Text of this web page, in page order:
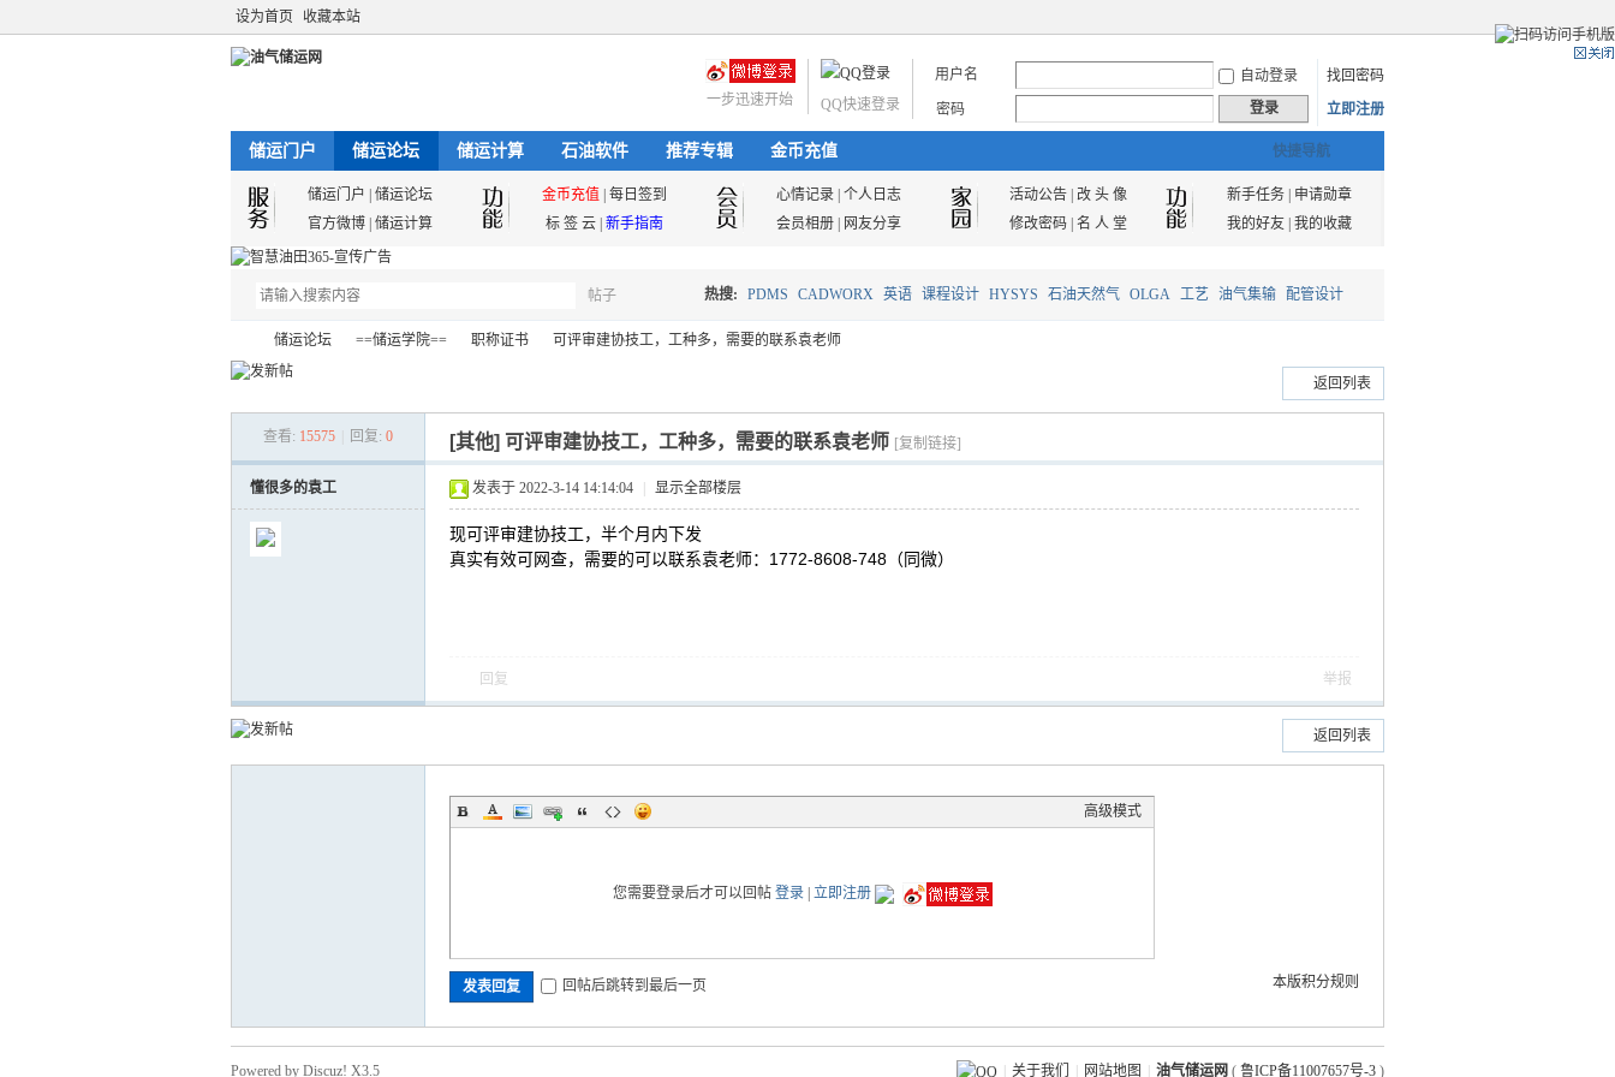
设为首页 收藏本站
用户名 自动登录
找回密码
密码
登录 立即注册
QQ快速登录
一步迅速开始
快捷导航
储运门户 储运论坛 储运计算 石油软件 推荐专辑 金币充值
储运门户 储运论坛 金币充值 每日签到 心情记录 个人日志 活动公告| 改 头 像 新手任务|
申请勋章
官方微博 储运计算 标 签 云 新手指南 会员相册 网友分享 修改密码| 名 人 堂 我的好友| 我的收藏
帖子
搜
索
热搜: PDMS CADWORX 英语 课程设计 HYSYS 石油天然气 OLGA 工艺 油气集输 配管设计
油气储运
储运论坛
›
==储运学院== 职称证书
›
可评审建协技工，工种多，需要的联系袁老师
返回列表
查看: 15575 回复: 0 [其他] 可评审建协技工，工种多，需要的联系袁老师 [复制链接]
懂很多的袁工 发表于 2022-3-14 14:14:04 显示全部楼层
现可评审建协技工，半个月内下发
真实有效可网查，需要的可以联系袁老师：1772-8608-748（同微）
回复 举报
返回列表
高级模式
您需要登录后才可以回帖 登录| 立即注册
本版积分规则
发表回复 回帖后跳转到最后一页
关于我们 网站地图 油气储运网 ( 鲁ICP备11007657号-3 )
Powered by Discuz! X3.5